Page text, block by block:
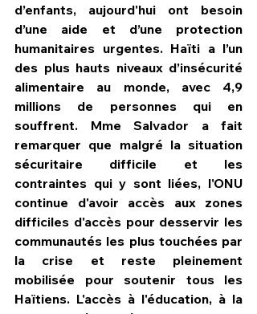
d’enfants, aujourd'hui ont besoin
d’une aide et d’une protection
humanitaires urgentes. Haïti a l’un
des plus hauts niveaux d’insécurité
alimentaire au monde, avec 4,9
millions de personnes qui en
souffrent. Mme Salvador a fait
remarquer que malgré la situation
sécuritaire difficile et les
contraintes qui y sont liées, l'ONU
continue d'avoir accès aux zones
difficiles d'accès pour desservir les
communautés les plus touchées par
la crise et reste pleinement
mobilisée pour soutenir tous les
Haïtiens. L'accès à l'éducation, à la